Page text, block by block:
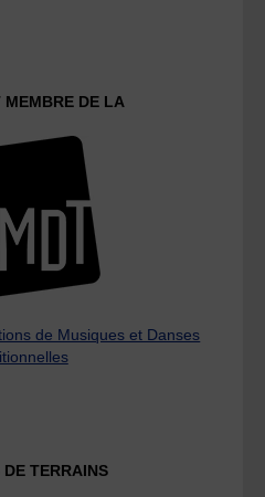
MEMBRE DE LA
de Musiques et Danses
DE TERRAINS